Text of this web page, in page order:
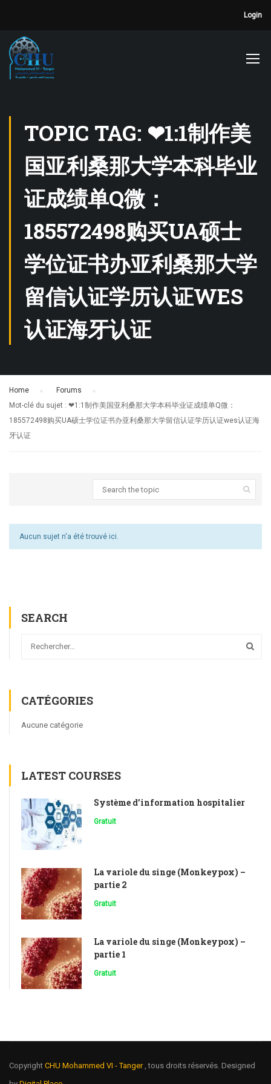
Login
TOPIC TAG: ❤1:1制作美
国亚利桑那大学本科毕业
证成绩单Q微：
185572498购买UA硕士
学位证书办亚利桑那大学
留信认证学历认证WES
认证海牙认证
Home Forums
Mot-clé du sujet : ❤1:1制作美国亚利桑那大学本科毕业证成绩单Q微：
185572498购买UA硕士学位证书办亚利桑那大学留信认证学历认证wes认证海
牙认证
Aucun sujet n'a été trouvé ici.
SEARCH
CATÉGORIES
Aucune catégorie
LATEST COURSES
Système d’information hospitalier
Gratuit
La variole du singe (Monkeypox) –
partie 2
Gratuit
La variole du singe (Monkeypox) –
partie 1
Gratuit
Copyright CHU Mohammed VI - Tanger , tous droits réservés. Designed